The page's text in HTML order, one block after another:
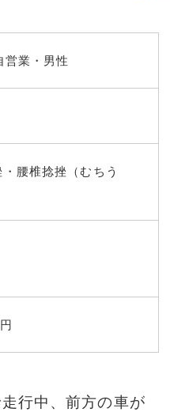
営業・男性
腰椎捻挫（むちう
行中、前方の車が